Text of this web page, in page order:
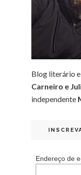
Blog literário
Carneiro e
independente
Endereço de